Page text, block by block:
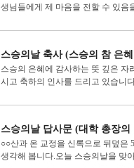
생님들에게 제 마음을 전할 수 있음
스승의날 축사 (스승의 참 은
스승의 은혜에 감사하는 뜻 깊은 자
시고 축하의 인사를 드리고 있습니
스승의날 답사문 (대학 총장의
○○산과 온 교정을 신록으로 뒤덮은
생각해 봅니다.오늘 스승의날을 맞